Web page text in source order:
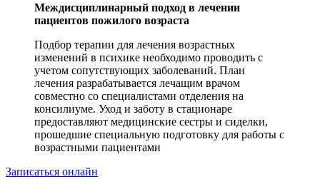
Междисциплинарный подход в лечении
пациентов пожилого возраста
Подбор терапии для лечения возрастных
изменений в психике необходимо проводить с
учетом сопутствующих заболеваний. План
лечения разрабатывается лечащим врачом
совместно со специалистами отделения на
консилиуме. Уход и заботу в стационаре
предоставляют медицинские сестры и сиделки,
прошедшие специальную подготовку для работы с
возрастными пациентами
Записаться онлайн